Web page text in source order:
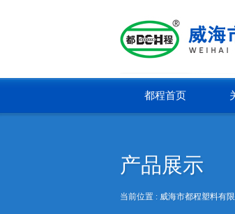
都程首页
产品展示
当前位置 : 威海市都程塑料有